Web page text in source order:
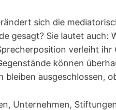
sich die
gesagt? Sie lautet auch:
verleiht
können
bleiben ausgeschlossen,
Unternehmen,